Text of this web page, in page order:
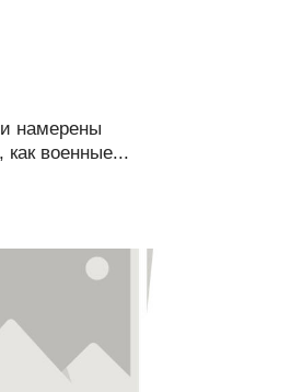
намерены
как военные...